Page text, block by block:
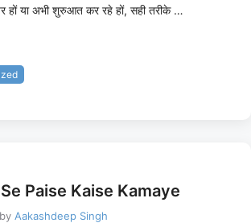
हों या अभी शुरुआत कर रहे हों, सही तरीके …
Paise Kaise Kamaye
by Aakashdeep Singh